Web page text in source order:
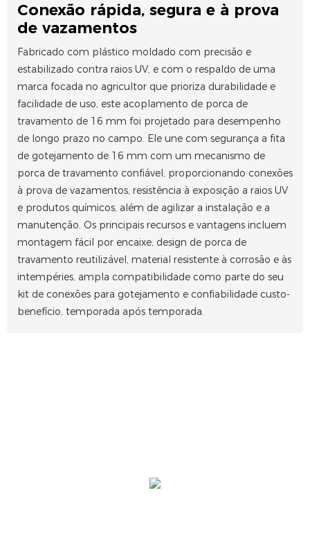
Conexão rápida, segura e à prova
de vazamentos
Fabricado com plástico moldado com precisão e
estabilizado contra raios UV, e com o respaldo de uma
marca focada no agricultor que prioriza durabilidade e
facilidade de uso, este acoplamento de porca de
travamento de 16 mm foi projetado para desempenho
de longo prazo no campo. Ele une com segurança a fita
de gotejamento de 16 mm com um mecanismo de
porca de travamento confiável, proporcionando conexões
à prova de vazamentos, resistência à exposição a raios UV
e produtos químicos, além de agilizar a instalação e a
manutenção. Os principais recursos e vantagens incluem
montagem fácil por encaixe, design de porca de
travamento reutilizável, material resistente à corrosão e às
intempéries, ampla compatibilidade como parte do seu
kit de conexões para gotejamento e confiabilidade custo-
benefício, temporada após temporada.